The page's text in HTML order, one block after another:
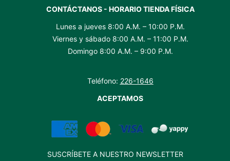
CONTÁCTANOS - HORARIO TIENDA FÍSICA
Lunes a jueves 8:00 A.M. – 10:00 P.M.
Viernes y sábado 8:00 A.M. – 11:00 P.M.
Domingo 8:00 A.M. – 9:00 P.M.
Teléfono: 226-1646
ACEPTAMOS
SUSCRÍBETE A NUESTRO NEWSLETTER